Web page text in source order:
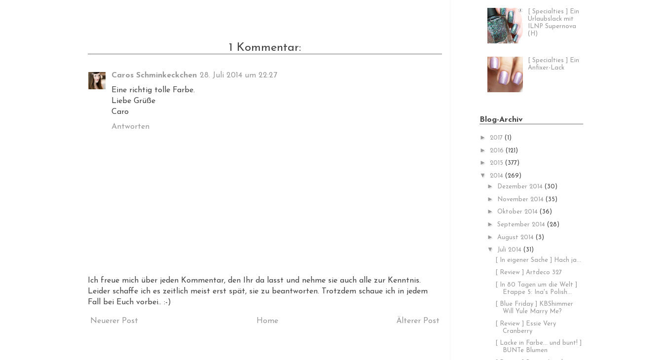
1 Kommentar:
Caros Schminkeckchen 28. Juli 2014 um 22:27
Eine richtig tolle Farbe.
Liebe Grüße
Caro
Antworten
Ich freue mich über jeden Kommentar, den Ihr da lasst und nehme sie auch alle zur Kenntnis.
Leider schaffe ich es zeitlich meist erst spät, sie zu beantworten. Trotzdem schaue ich in jedem
Fall bei Euch vorbei.. :-)
Neuerer Post Älterer Post
Home
[ Specialties ] Ein
Urlaubslack mit
ILNP Supernova
(H)
[ Specialties ] Ein
Anfixer-Lack
Blog-Archiv
► 2017 (1)
► 2016 (121)
► 2015 (377)
▼ 2014 (269)
► Dezember 2014(30)
► November 2014(35)
► Oktober 2014(36)
►September 2014(28)
► August 2014(3)
▼ Juli 2014(31)
[ In eigener Sache ] Hach ja...
[ Review ] Artdeco 327
[ In 80 Tagen um die Welt ]
Etappe 5: Ina's Polish...
[ Blue Friday ] KBShimmer
Will Yule Marry Me?
[ Review ] Essie Very
Cranberry
[ Lacke in Farbe... und bunt! ]
BUNTe Blumen